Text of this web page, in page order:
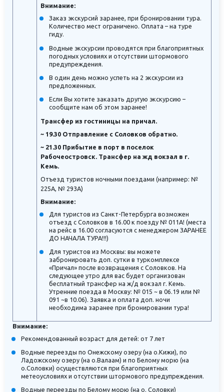
Внимание:
Заказ экскурсий заранее, при бронировании тура.
Количество мест ограничено. Оплата – на туре
гиду.
Водные экскурсии проводятся при благоприятных
погодных условиях и отсутствии штормового
предупреждения.
В один день можно успеть на 2 экскурсии из
предложенных.
Если Вы хотите заказать другую экскурсию –
сообщите нам об этом заранее!
Трансфер из гостиницы на причал.
~ 19.30 Отправление с Соловков обратно.
~ 21.30 Прибытие в порт в поселок
Рабочеостровск. Трансфер на жд вокзал в г.
Кемь.
Отъезд туристов ночными поездами (например: №
225А, № 293А)
Внимание:
Для туристов из Санкт-Петербурга возможен
отъезд с Соловков в 16.00 к поезду № 011А! (места
на рейс в 16.00 согласуются с менеджером ЗАРАНЕЕ
ДО НАЧАЛА ТУРА!!!)
Для туристов из Москвы: вы можете
забронировать доп. сутки в туркомплексе
«Причал» после возвращения с Соловков. На
следующее утро для вас будет организован
бесплатный трансфер на ж/д вокзал г. Кемь.
Утренние поезда в Москву: № 015 ~ в 06.19 или №
091 ~в 10.06). Заявка и оплата доп. ночи
необходима заранее при бронировании тура!
Внимание:
Рекомендованный возраст для детей: от 7 лет
Водные переезды по Онежскому озеру (на о.Кижи), по
Ладожскому озеру (на о.Валаам) и по Белому морю (на
о.Соловки) осуществляются при благоприятных
метеоусловиях и отсутствии штормового предупреждения.
Водные переезды по Белому морю (на о. Соловки)